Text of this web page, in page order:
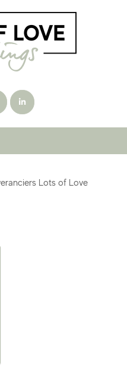
Lots of Love